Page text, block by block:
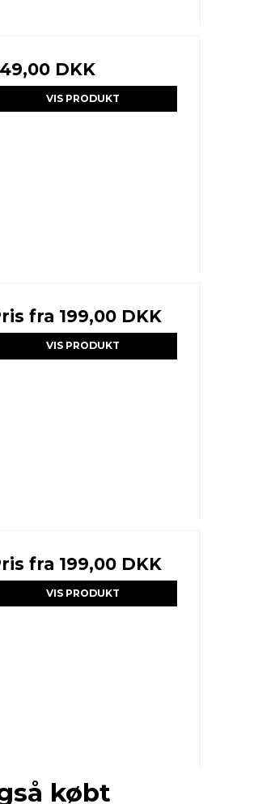
DKK
VIS PRODUKT
fra 199,00 DKK
VIS PRODUKT
fra 199,00 DKK
VIS PRODUKT
købt